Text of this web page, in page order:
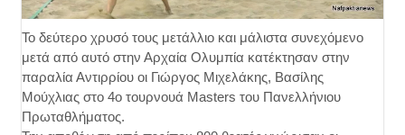
Το δεύτερο χρυσό τους μετάλλιο και μάλιστα συνεχόμενο
μετά από αυτό στην Αρχαία Ολυμπία κατέκτησαν στην
παραλία Αντιρρίου οι Γιώργος Μιχελάκης, Βασίλης
Μούχλιας στο 4ο τουρνουά Masters του Πανελλήνιου
Πρωταθλήματος.